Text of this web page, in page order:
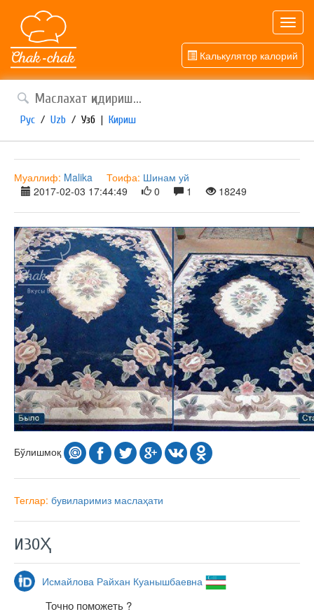
Калькулятор калорий
Рус / Uzb / Узб | Кириш
Муаллиф: Malika Тоифа: Шинам уй
2017-02-03 17:44:49
0 1 18249
Бўлишмоқ
Теглар: бувиларимиз маслаҳати
ИЗОҲ
Исмайлова Райхан Куанышбаевна
Точно поможеть ?